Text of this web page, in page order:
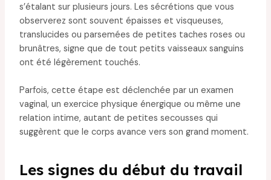
s’étalant sur plusieurs jours. Les sécrétions que vous
observerez sont souvent épaisses et visqueuses,
translucides ou parsemées de petites taches roses ou
brunâtres, signe que de tout petits vaisseaux sanguins
ont été légèrement touchés.
Parfois, cette étape est déclenchée par un examen
vaginal, un exercice physique énergique ou même une
relation intime, autant de petites secousses qui
suggèrent que le corps avance vers son grand moment.
Les signes du début du travail